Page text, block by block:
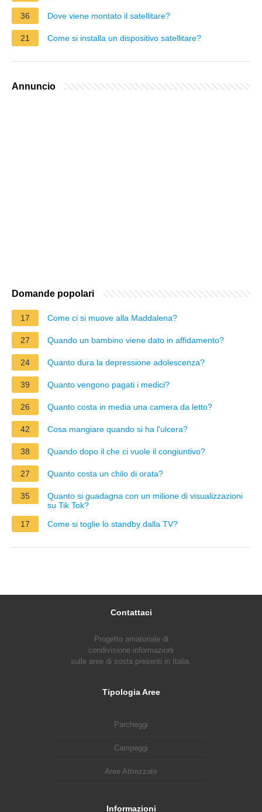
36 Dove viene montato il satellitare?
21 Come si installa un dispositivo satellitare?
Annuncio
Domande popolari
17 Come ci si muove alla Maddalena?
27 Quando un bambino viene dato in affidamento?
24 Quanto dura la depressione adolescenza?
39 Quanto vengono pagati i medici?
26 Quanto costa in media una camera da letto?
42 Cosa mangiare quando si ha l'ulcera?
38 Quando dopo il che ci vuole il congiuntivo?
27 Quanto costa un chilo di orata?
35
Quanto si guadagna con un milione di visualizzazioni
su Tik Tok?
17
Come si toglie lo standby dalla TV?
Contattaci
Progetto amatoriale di
condivisione informazioni
sulle aree di sosta presenti in Italia.
Tipologia Aree
Parcheggi
Campeggi
Aree Attrezzate
Informazioni